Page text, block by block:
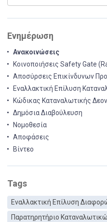
Ενημέρωση
Ανακοινώσεις
Κοινοποιήσεις Safety Gate
Αποσύρσεις Επικίνδυνων
Εναλλακτική Επίλυση
Κώδικας Καταναλωτικής
Δημόσια Διαβούλευση
Νομοθεσία
Αποφάσεις
Βίντεο
Tags
Εναλλακτική Επίλυση
Παρατηρητήριο